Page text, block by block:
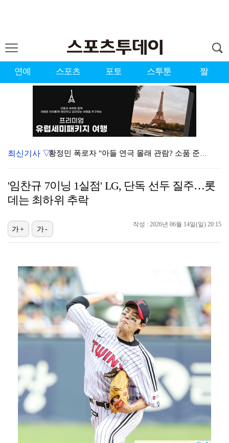
연예 스포츠 포토 스투툰 짤
황정민 폭로자 "아들 연극 몰래 관람? 소품 준비 돕고…
10주년인데 40명뿐?…블랙핑크 행사 공지에 팬심 폭발…
박지훈, 9월 잠실실내체육관서 앙코르 콘서트 개최
"기분 맞춰주려고" 축구협회, 외국인 심판 성접대 의혹…
'나솔' 24기 옥순, 출연료 미지급 폭로 "1년 넘게…
'폭염 영향' 프로야구, 9일까지 리그 중단 결정…11…
대한축구협회, 외국인 심판 7차례 성접대 의혹…이 기간…
최신기사 ▽
'임찬규 7이닝 1실점' LG, 단독 선두 질주…롯
데는 최하위 추락
작성 : 2026년 06월 14일(일) 20:15
가+ 가-